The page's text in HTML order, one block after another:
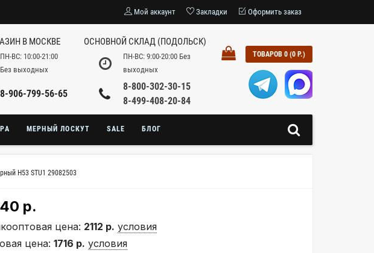
Мой аккаунт Закладки Оформить заказ
В МОСКВЕ
ПН-ВС: 10:00-21:00
Без выходных
8-906-799-56-65
ОСНОВНОЙ СКЛАД (ПОДОЛЬСК)
ПН-ВС: 9:00-20:00 Без
выходных
8-800-302-30-15
8-499-408-20-84
ТОВАРОВ 0 (0 Р.)
МЕРНЫЙ ЛОСКУТ SALE БЛОГ
H53 STU1 29082503
р.
цена: 2112 р. условия
цена: 1716 р. условия